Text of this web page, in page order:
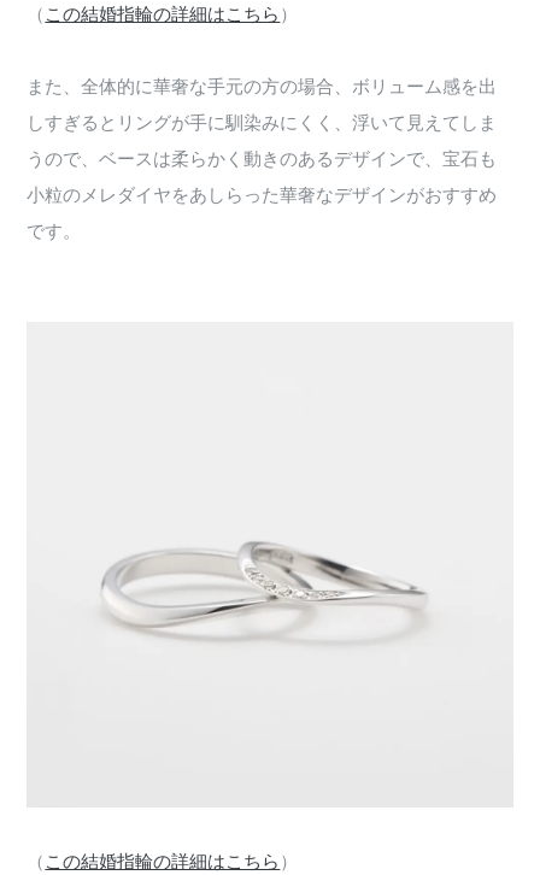
（ この結婚指輪の詳細はこちら ）
また、全体的に華奢な手元の方の場合、ボリューム感を出
しすぎるとリングが手に馴染みにくく、浮いて見えてしま
うので、ベースは柔らかく動きのあるデザインで、宝石も
小粒のメレダイヤをあしらった華奢なデザインがおすすめ
です。
（ この結婚指輪の詳細はこちら ）